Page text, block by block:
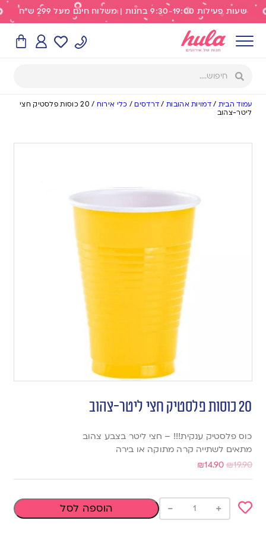
שעות פעילות 9:30-19:00 בחנות | משלוח חינם מעל 299 ש"ח
עמוד הבית /דמויות אהובות/ דרדסים / כלי אירוח /
20 כוסות פלסטיק חצי
ליטר-צהוב
20 כוסות פלסטיק חצי ליטר-צהוב
כוס פלסטיק ענקית!!! – חצי ליטר בצבע צהוב
מתאים לשתייה קרה מתוקה או בירה
₪19.90
₪14.90
+
- הוספה לסל